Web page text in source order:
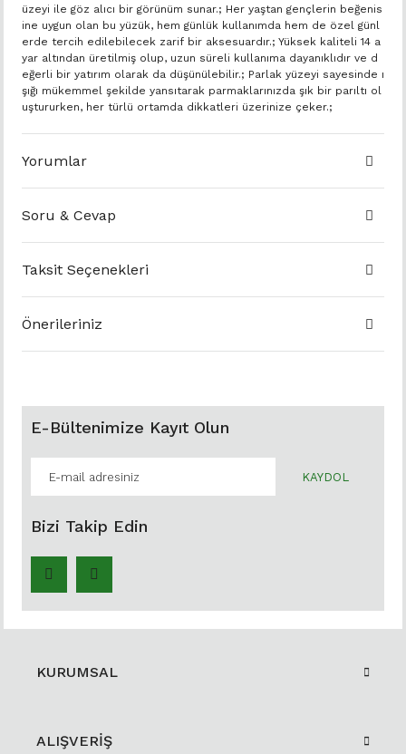
üzeyi ile göz alıcı bir görünüm sunar.; Her yaştan gençlerin beğenis
ine uygun olan bu yüzük, hem günlük kullanımda hem de özel günl
erde tercih edilebilecek zarif bir aksesuardır.; Yüksek kaliteli 14 a
yar altından üretilmiş olup, uzun süreli kullanıma dayanıklıdır ve d
eğerli bir yatırım olarak da düşünülebilir.; Parlak yüzeyi sayesinde ı
şığı mükemmel şekilde yansıtarak parmaklarınızda şık bir parıltı ol
uştururken, her türlü ortamda dikkatleri üzerinize çeker.;
Yorumlar
Soru & Cevap
Taksit Seçenekleri
Önerileriniz
E-Bültenimize Kayıt Olun
KAYDOL
Bizi Takip Edin
KURUMSAL
ALIŞVERİŞ